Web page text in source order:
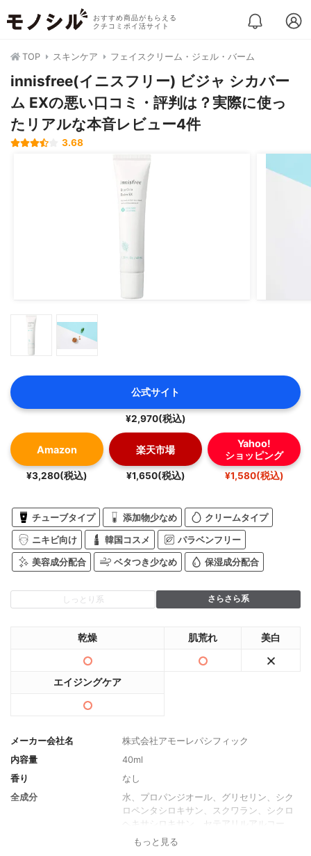
おすすめ商品がもらえる
クチコミポイ活サイト
TOP スキンケア フェイスクリーム・ジェル・バーム
innisfree(イニスフリー) ビジャ シカバー
ム EXの悪い口コミ・評判は？実際に使っ
たリアルな本音レビュー4件
3.68
公式サイト
¥2,970(税込)
Amazon
¥3,280(税込)
楽天市場
¥1,650(税込)
Yahoo!
ショッピング
¥1,580(税込)
チューブタイプ 添加物少なめ クリームタイプ
ニキビ向け 韓国コスメ パラベンフリー
美容成分配合 ベタつき少なめ 保湿成分配合
しっとり系 さらさら系
乾燥 肌荒れ 美白
エイジングケア
メーカー会社名
株式会社アモーレパシフィック
内容量
40ml
香り
なし
全成分
水、プロパンジオール、グリセリン、シク
ロペンタシロキサン、スクワラン、シクロ
ヘキサシロキサン、セテアリルアルコー
ル、パンテノール、カヤ種子油、マデカッ
もっと見る